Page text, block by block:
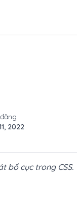
2022
bố cục trong CSS.